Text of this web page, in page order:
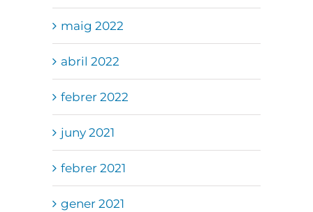
maig 2022
abril 2022
febrer 2022
juny 2021
febrer 2021
gener 2021